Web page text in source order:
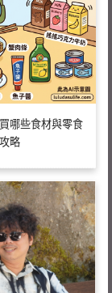
哪些食材與零食
略